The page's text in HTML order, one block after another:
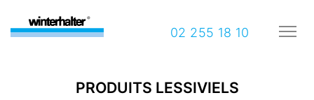
02 255 18 10
PRODUITS LESSIVIELS